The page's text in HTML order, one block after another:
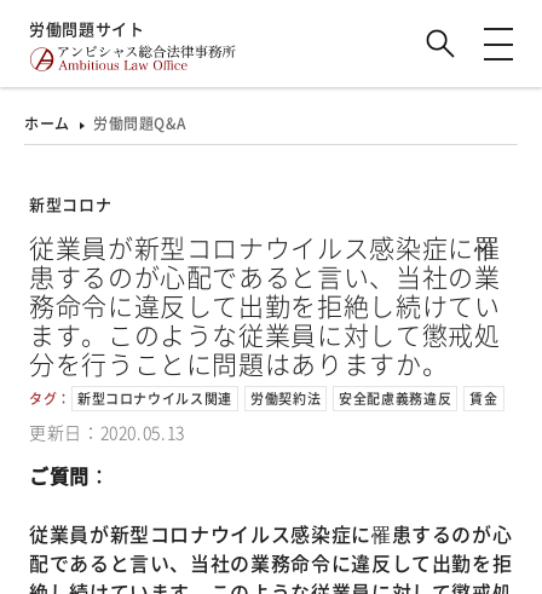
労働問題サイト
新型コロナ
従業員が新型コロナウイルス感染症に罹
患するのが心配であると言い、当社の業
務命令に違反して出勤を拒絶し続けてい
ます。このような従業員に対して懲戒処
分を行うことに問題はありますか。
タグ： 新型コロナウイルス関連 労働契約法 安全配慮義務違反 賃金
更新日：2020.05.13
ご質問 ：
従業員が新型コロナウイルス感染症に罹患するのが心
配であると言い、当社の業務命令に違反して出勤を拒
ホーム 労働問題Q&A